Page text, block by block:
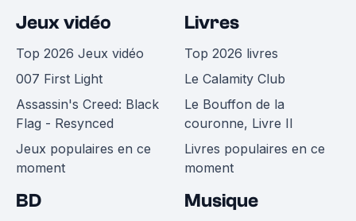
Jeux vidéo
Top 2026 Jeux vidéo
007 First Light
Assassin's Creed: Black
Flag - Resynced
Jeux populaires en ce
moment
Livres
Top 2026 livres
Le Calamity Club
Le Bouffon de la
couronne, Livre II
Livres populaires en ce
moment
BD Musique